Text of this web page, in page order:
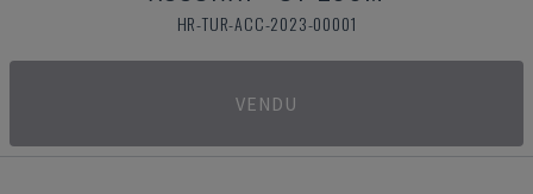
HR-TUR-ACC-2023-00001
VENDU